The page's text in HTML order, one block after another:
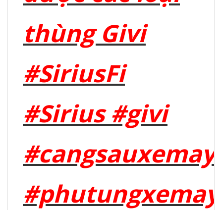
thùng Givi
#SiriusFi
#Sirius #givi
#cangsauxemay
#phutungxemay